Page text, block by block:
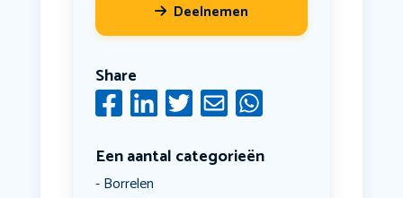
Deelnemen
Share
Een aantal categorieën
Borrelen